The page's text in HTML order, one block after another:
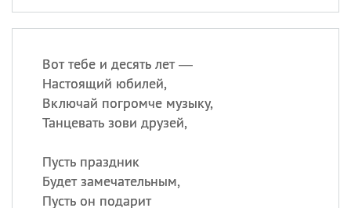
Вот тебе и десять лет —
Настоящий юбилей,
Включай погромче музыку,
Танцевать зови друзей,
Пусть праздник
Будет замечательным,
Пусть он подарит